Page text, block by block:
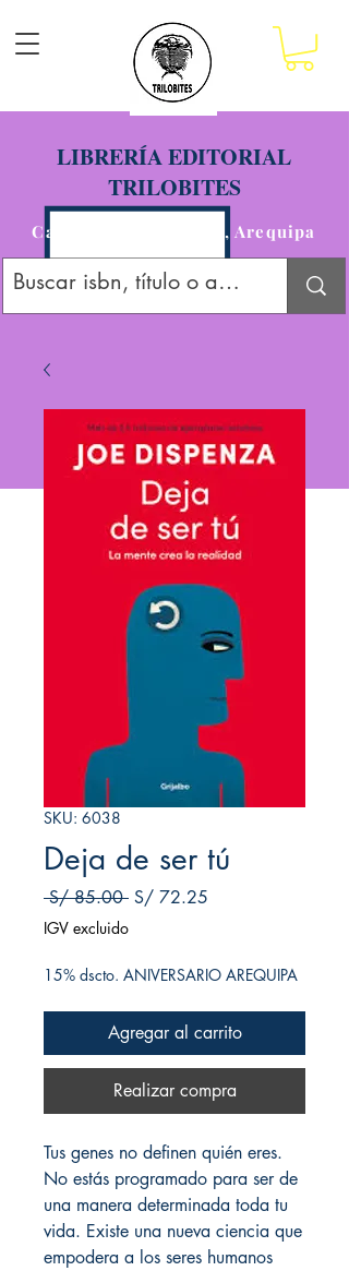
LIBRERÍA EDITORIAL
TRILOBITES
Calle San Agustín 201, Arequipa
SKU: 6038
Deja de ser tú
S/ 85.00 Precio
S/ 72.25
IGV excluido
15% dscto. ANIVERSARIO AREQUIPA
Agregar al carrito
Realizar compra
Tus genes no definen quién eres.
No estás programado para ser de
una manera determinada toda tu
vida. Existe una nueva ciencia que
empodera a los seres humanos